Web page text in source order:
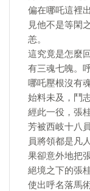
偏在哪吒這裡
見他不是等閑
恙。
這究竟是怎麼
有三魂七魄。
哪吒壓根沒有
始料未及，鬥
經此一役，張
芳被西岐十八
員將領都是凡
果卻意外地把
絕境之下的張
使出呼名落馬